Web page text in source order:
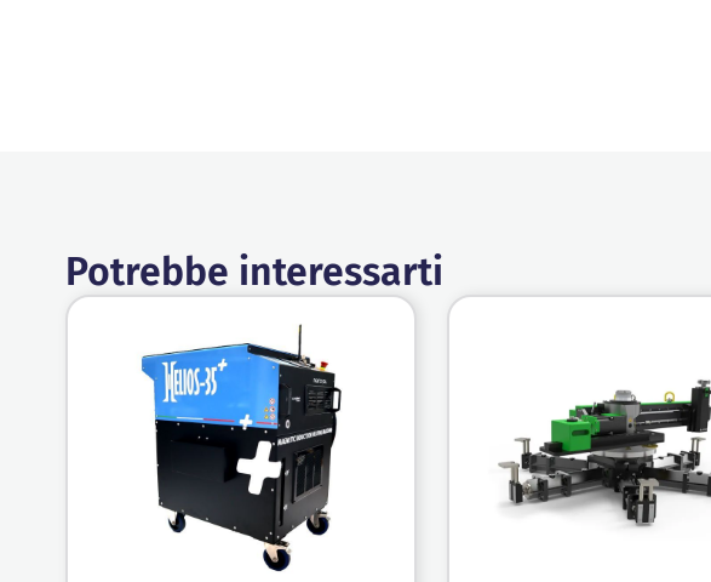
Potrebbe interessarti